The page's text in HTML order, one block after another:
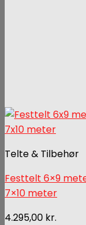
Telte & Tilbehør
Festtelt 6×9
7×10 meter
4.295,00 kr.